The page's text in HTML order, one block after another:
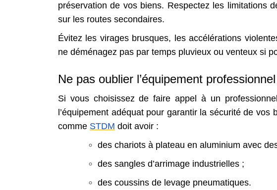
préservation de vos biens. Respectez les limitations
sur les routes secondaires.
Évitez les virages brusques, les accélérations
ne déménagez pas par temps pluvieux ou venteux si
Ne pas oublier l’équipement professionnel
Si vous choisissez de faire appel à un
l’équipement adéquat pour garantir la sécurité de
comme STDM doit avoir :
des chariots à plateau en aluminium avec
des sangles d’arrimage industrielles ;
des coussins de levage pneumatiques.